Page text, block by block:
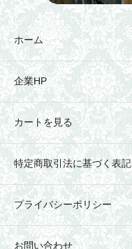
ホーム
企業HP
カートを見る
特定商取引法に基づく表記
プライバシーポリシー
お問い合わせ